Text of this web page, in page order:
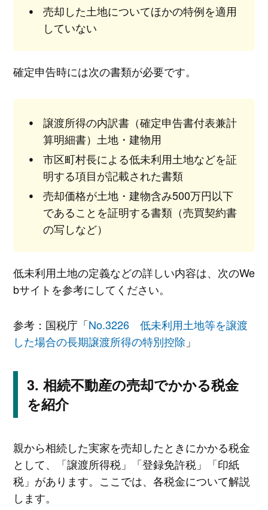
売却した土地についてほかの特例を適用
していない
確定申告時には次の書類が必要です。
譲渡所得の内訳書（確定申告書付表兼計
算明細書）土地・建物用
市区町村長による低未利用土地などを証
明する項目が記載された書類
売却価格が土地・建物含み500万円以下
であることを証明する書類（売買契約書
の写しなど）
低未利用土地の定義などの詳しい内容は、次のWe
bサイトを参考にしてください。
参考：国税庁「No.3226 低未利用土地等を譲渡
した場合の長期譲渡所得の特別控除 」
相続不動産の売却でかかる税金
を紹介
親から相続した実家を売却したときにかかる税金
として、「譲渡所得税」「登録免許税」「印紙
税」があります。ここでは、各税金について解説
します。